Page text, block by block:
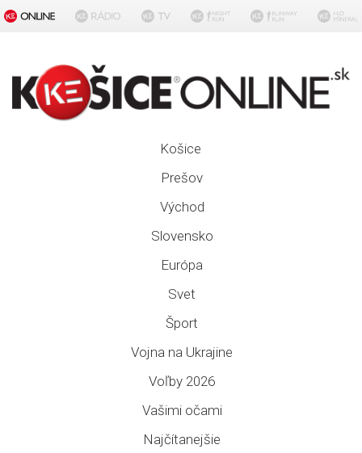
Košice
Prešov
Východ
Slovensko
Európa
Svet
Šport
Vojna na Ukrajine
Voľby 2026
Vašimi očami
Najčítanejšie